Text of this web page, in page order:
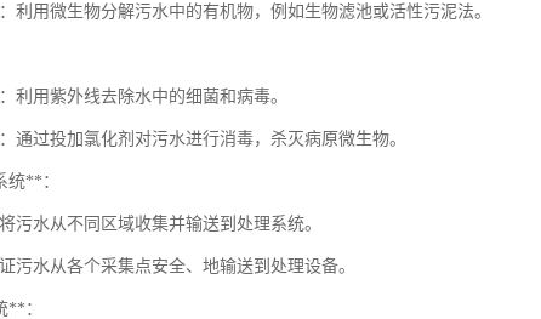
用微生物分解污水中的有机物，例如生物滤池或活性污泥法。
用紫外线去除水中的细菌和病毒。
过投加氯化剂对污水进行消毒，杀灭病原微生物。
统**：
水从不同区域收集并输送到处理系统。
水从各个采集点安全、地输送到处理设备。
**：